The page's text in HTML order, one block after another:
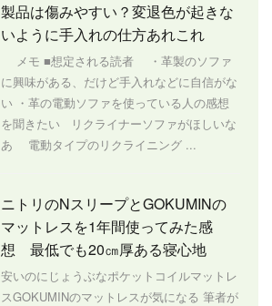
製品は傷みやすい？変退色が起きな
いように手入れの仕方あれこれ
メモ ■想定される読者 ・革製のソファ
に興味がある、だけど手入れなどに自信がな
い ・革の電動ソファを使っている人の感想
を聞きたい リクライナーソファがほしいな
あ 電動タイプのリクライニング ...
ニトリのNスリープとGOKUMINの
マットレスを1年間使ってみた感
想 最低でも20㎝厚ある寝心地
安いのにじょうぶなポケットコイルマットレ
スGOKUMINのマットレスが気になる 筆者が